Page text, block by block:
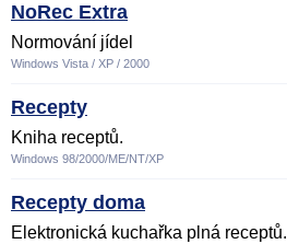
NoRec Extra
Normování jídel
Windows Vista / XP / 2000
Recepty
Kniha receptů.
Windows 98/2000/ME/NT/XP
Recepty doma
Elektronická kuchařka plná receptů.